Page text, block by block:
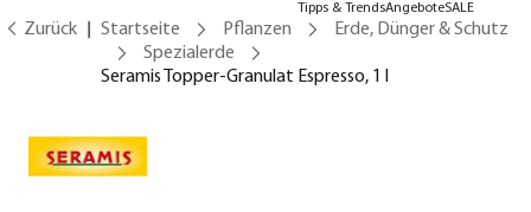
Tipps & TrendsAngeboteSALE
Zurück Startseite Pflanzen
Erde, Dünger & Schutz
Spezialerde
Seramis Topper-Granulat Espresso, 1 l